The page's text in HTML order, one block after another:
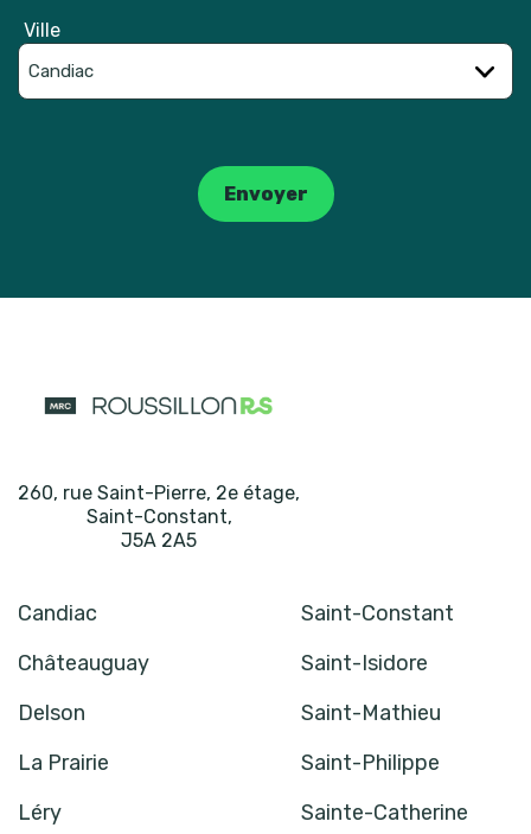
Ville
Envoyer
260, rue Saint-Pierre, 2e étage,
Saint-Constant,
J5A 2A5
Candiac
Saint-Constant
Châteauguay
Saint-Isidore
Delson
Saint-Mathieu
La Prairie
Saint-Philippe
Léry
Sainte-Catherine